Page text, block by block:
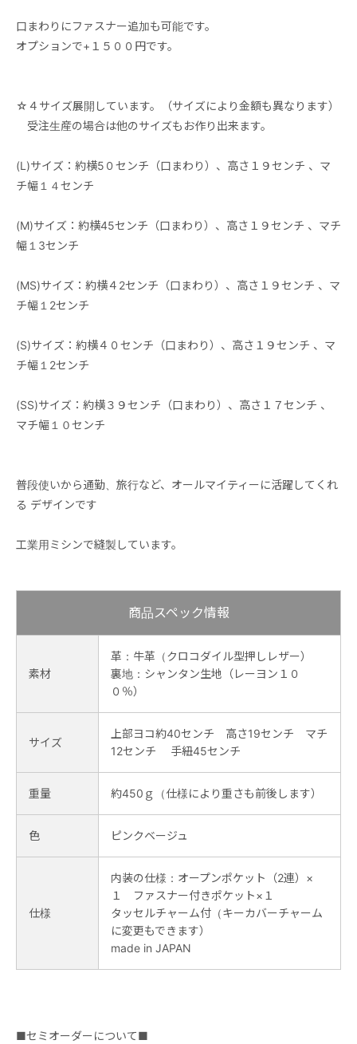
口まわりにファスナー追加も可能です。
オプションで+１５００円です。
☆４サイズ展開しています。（サイズにより金額も異なります）
受注生産の場合は他のサイズもお作り出来ます。
(L)サイズ：約横5０センチ（口まわり）、高さ１９センチ 、マ
チ幅１４センチ
(M)サイズ：約横45センチ（口まわり）、高さ１９センチ 、マチ
幅１3センチ
(MS)サイズ：約横４2センチ（口まわり）、高さ１９センチ 、マ
チ幅１2センチ
(S)サイズ：約横４０センチ（口まわり）、高さ１９センチ 、マ
チ幅１2センチ
(SS)サイズ：約横３９センチ（口まわり）、高さ１７センチ 、
マチ幅１０センチ
普段使いから通勤、旅行など、オールマイティーに活躍してくれ
る デザインです
工業用ミシンで縫製しています。
商品スペック情報
素材
革：牛革（クロコダイル型押しレザー）
裏地：シャンタン生地（レーヨン１０
０％）
サイズ
上部ヨコ約40センチ 高さ19センチ マチ
12センチ 手紐45センチ
重量 約450ｇ（仕様により重さも前後します）
色 ピンクベージュ
仕様
内装の仕様：オープンポケット（2連）×
１ ファスナー付きポケット×１
タッセルチャーム付（キーカバーチャーム
に変更もできます）
made in JAPAN
■セミオーダーについて■